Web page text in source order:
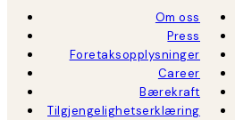
Om oss
Press
Foretaksopplysninger
Career
Bærekraft
Tilgjengelighetserklæring